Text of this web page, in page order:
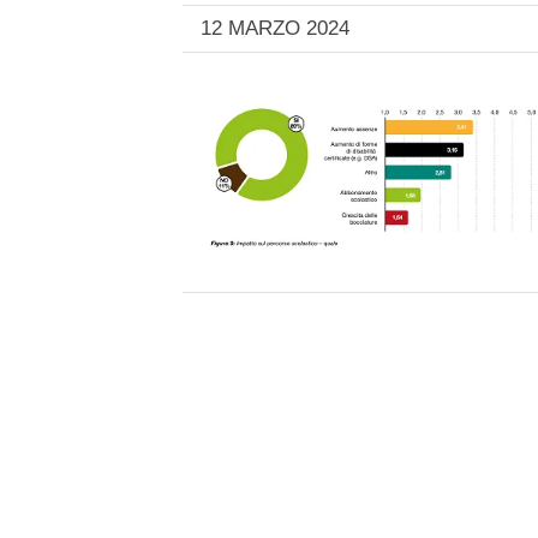
12 MARZO 2024